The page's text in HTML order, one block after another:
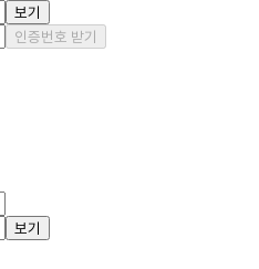
보기
인증번호 받기
보기